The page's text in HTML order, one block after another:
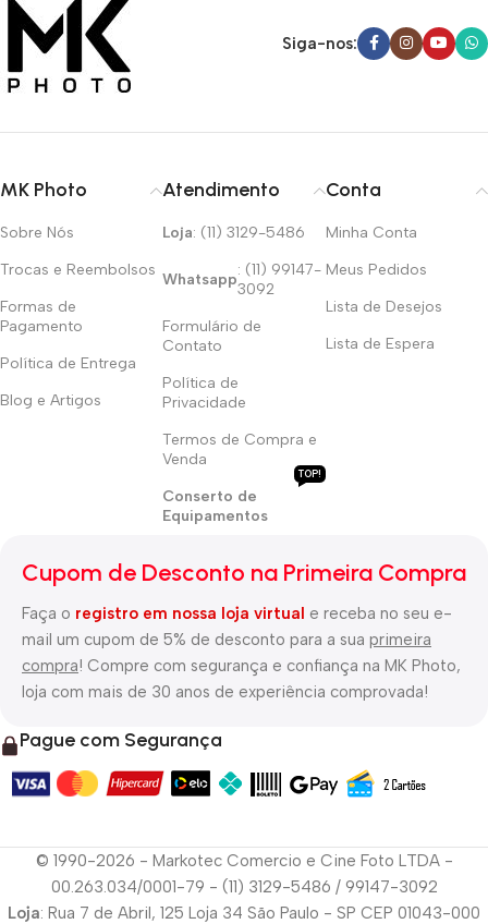
Siga-nos:
MK Photo
Sobre Nós
Trocas e Reembolsos
Formas de
Pagamento
Política de Entrega
Blog e Artigos
Atendimento
Loja: (11) 3129-5486
Whatsapp
: (11) 99147-
3092
Formulário de
Contato
Política de
Privacidade
Termos de Compra e
Venda
Conserto de
Equipamentos
TOP!
Conta
Minha Conta
Meus Pedidos
Lista de Desejos
Lista de Espera
Cupom de Desconto na Primeira Compra
Faça o registro em nossa loja virtual e receba no seu e-
mail um cupom de 5% de desconto para a sua primeira
compra! Compre com segurança e confiança na MK Photo,
loja com mais de 30 anos de experiência comprovada!
Pague com Segurança
© 1990-2026 - Markotec Comercio e Cine Foto LTDA -
00.263.034/0001-79 - (11) 3129-5486 / 99147-3092
Loja: Rua 7 de Abril, 125 Loja 34 São Paulo - SP CEP 01043-000